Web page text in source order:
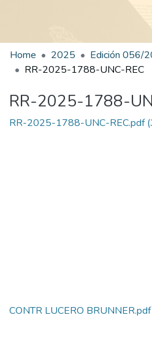
Home 2025
RR-2025-1788-UNC-REC
RR-2025-1788-
RR-2025-1788-UNC-REC.pdf
CONTR LUCERO BRUNNER.pdf